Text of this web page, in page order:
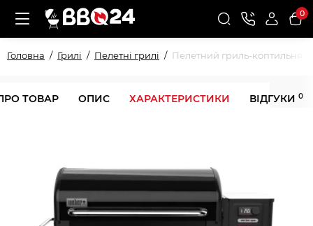
0
Головна Грилі Пелетні грилі Пелетний гриль-коптильня
ТОВАР ОПИС ХАРАКТЕРИСТИКИ ВІДГУКИ 0